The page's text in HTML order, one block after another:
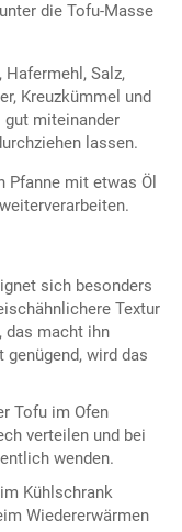
die Tofu-Masse
Salz,
Kreuzkümmel und
gut miteinander
lassen.
Pfanne mit etwas Öl
sich besonders
Textur
das macht ihn
wird das
Tofu im Ofen
verteilen und bei
wenden.
Kühlschrank
Wiedererwärmen